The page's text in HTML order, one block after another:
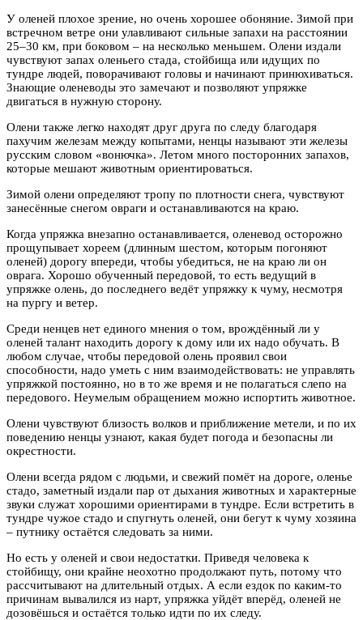
У оленей плохое зрение, но очень хорошее обоняние. Зимой при
встречном ветре они улавливают сильные запахи на расстоянии
25–30 км, при боковом – на несколько меньшем. Олени издали
чувствуют запах оленьего стада, стойбища или идущих по
тундре людей, поворачивают головы и начинают принюхиваться.
Знающие оленеводы это замечают и позволяют упряжке
двигаться в нужную сторону.
Олени также легко находят друг друга по следу благодаря
пахучим железам между копытами, ненцы называют эти железы
русским словом «вонючка». Летом много посторонних запахов,
которые мешают животным ориентироваться.
Зимой олени определяют тропу по плотности снега, чувствуют
занесённые снегом овраги и останавливаются на краю.
Когда упряжка внезапно останавливается, оленевод осторожно
прощупывает хореем (длинным шестом, которым погоняют
оленей) дорогу впереди, чтобы убедиться, не на краю ли он
оврага. Хорошо обученный передовой, то есть ведущий в
упряжке олень, до последнего ведёт упряжку к чуму, несмотря
на пургу и ветер.
Среди ненцев нет единого мнения о том, врождённый ли у
оленей талант находить дорогу к дому или их надо обучать. В
любом случае, чтобы передовой олень проявил свои
способности, надо уметь с ним взаимодействовать: не управлять
упряжкой постоянно, но в то же время и не полагаться слепо на
передового. Неумелым обращением можно испортить животное.
Олени чувствуют близость волков и приближение метели, и по их
поведению ненцы узнают, какая будет погода и безопасны ли
окрестности.
Олени всегда рядом с людьми, и свежий помёт на дороге, оленье
стадо, заметный издали пар от дыхания животных и характерные
звуки служат хорошими ориентирами в тундре. Если встретить в
тундре чужое стадо и спугнуть оленей, они бегут к чуму хозяина
– путнику остаётся следовать за ними.
Но есть у оленей и свои недостатки. Приведя человека к
стойбищу, они крайне неохотно продолжают путь, потому что
рассчитывают на длительный отдых. А если ездок по каким-то
причинам вывалился из нарт, упряжка уйдёт вперёд, оленей не
дозовёшься и остаётся только идти по их следу.